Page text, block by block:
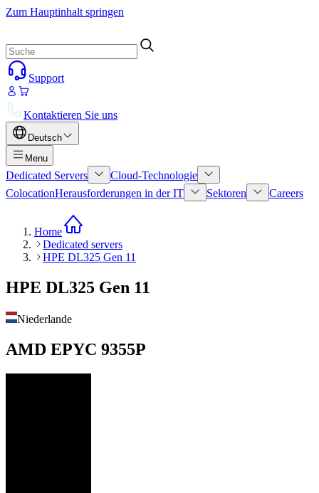
Zum Hauptinhalt springen
Support
Kontaktieren Sie uns
Deutsch
Menu
Dedicated Servers
Cloud-Technologie
ColocationHerausforderungen in der IT Sektoren Careers
Home
Dedicated servers
HPE DL325 Gen 11
HPE DL325 Gen 11
Niederlande
AMD EPYC 9355P